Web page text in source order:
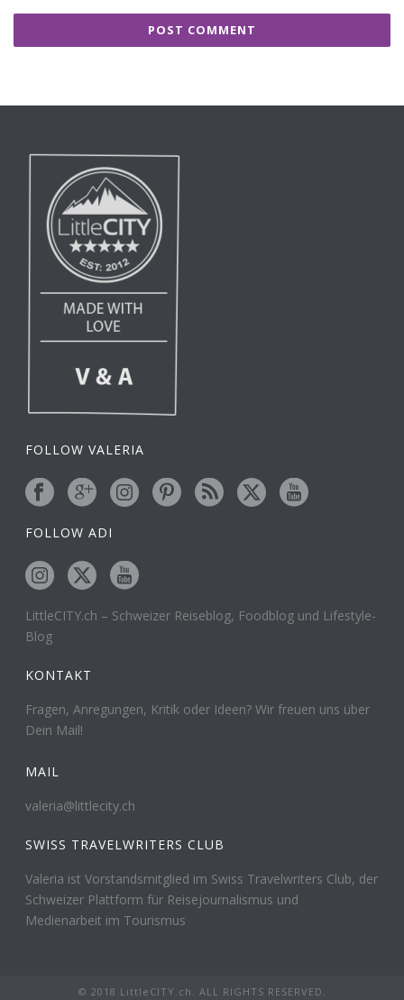
FOLLOW VALERIA
FOLLOW ADI
LittleCITY.ch – Schweizer Reiseblog, Foodblog und Lifestyle-
Blog
KONTAKT
Fragen, Anregungen, Kritik oder Ideen? Wir freuen uns über
Dein Mail!
MAIL
valeria@littlecity.ch
SWISS TRAVELWRITERS CLUB
Valeria ist Vorstandsmitglied im Swiss Travelwriters Club, der
Schweizer Plattform für Reisejournalismus und
Medienarbeit im Tourismus
© 2018 LittleCITY.ch. ALL RIGHTS RESERVED.